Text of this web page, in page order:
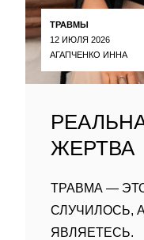
ТРАВМЫ
12 ИЮЛЯ 2026
АГАПЧЕНКО ИННА
ЖЕРТВА
ТРАВМА —
СЛУЧИЛОСЬ,
ЯВЛЯЕТЕСЬ.